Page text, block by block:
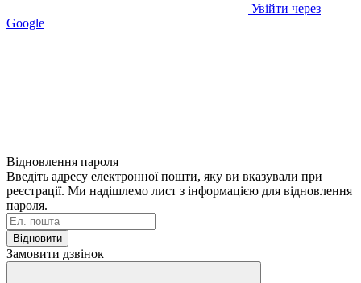
Увійти через
Google
Відновлення пароля
Введіть адресу електронної пошти, яку ви вказували при
реєстрації. Ми надішлемо лист з інформацією для відновлення
пароля.
Відновити
Замовити дзвінок